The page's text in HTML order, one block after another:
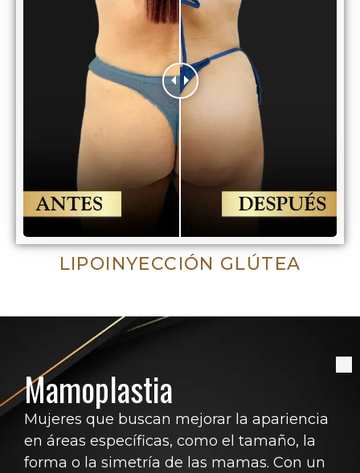
LIPOINYECCIÓN GLÚTEA
Mamoplastia
Mujeres que buscan mejorar la apariencia
en áreas específicas, como el tamaño, la
forma o la simetría de las mamas. Con un